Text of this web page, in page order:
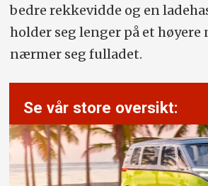
bedre rekkevidde og en
holder seg lenger på et
nærmer seg fulladet.
Se vår store oversikt: